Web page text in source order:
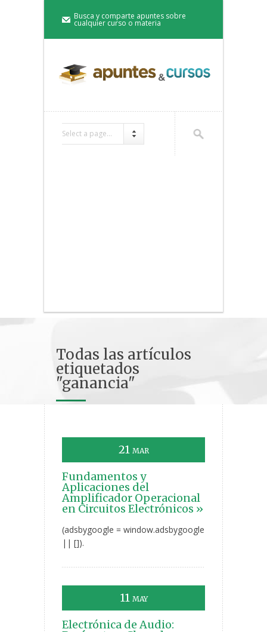
Busca y comparte apuntes sobre
cualquier curso o materia
Select a page...
Todas las artículos
etiquetados
"ganancia"
21 MAR
Fundamentos y
Aplicaciones del
Amplificador Operacional
en Circuitos Electrónicos »
(adsbygoogle = window.adsbygoogle
|| []).
11 MAY
Electrónica de Audio: